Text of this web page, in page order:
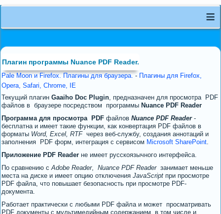
≡
Плагин программы Nuance PDF Reader.
Pale Moon и Firefox. Плагины для браузера.- Плагины для Firefox,
Opera, Safari, Chrome, IE
Текущий плагин Gaaiho Doc Plugin, предназначен для просмотра PDF
файлов в браузере посредством программы Nuance PDF Reader
Программа для просмотра PDF файлов Nuance PDF Reader-
бесплатна и имеет такие функции, как конвертация PDF файлов в
форматы Word, Excel, RTFчерез веб-службу, создания аннотаций и
заполнения PDF форм, интеграция с сервисом Microsoft SharePoint.
Приложение PDF Reader не имеет русскоязычного интерфейса.
По сравнению сAdobe Reader, Nuance PDF Readerзанимает меньше
места на диске и имеет опцию отключения JavaScript при просмотре
PDF файла, что повышает безопасность при просмотре PDF-
документа.
Работает практически с любыми PDF файла и может просматривать
PDF документы с мультимедийным содержанием, в том числе и